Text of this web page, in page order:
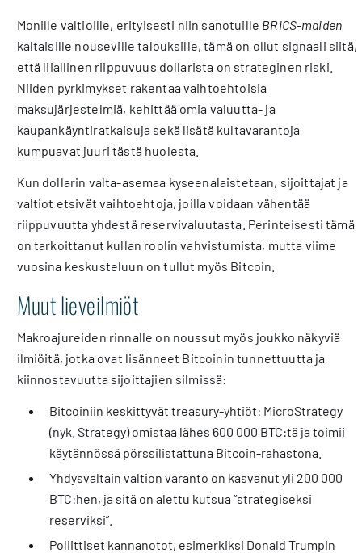
Monille valtioille, erityisesti niin sanotuille BRICS-maiden
kaltaisille nouseville talouksille, tämä on ollut signaali siitä,
että liiallinen riippuvuus dollarista on strateginen riski.
Niiden pyrkimykset rakentaa vaihtoehtoisia
maksujärjestelmiä, kehittää omia valuutta- ja
kaupankäyntiratkaisuja sekä lisätä kultavarantoja
kumpuavat juuri tästä huolesta.
Kun dollarin valta-asemaa kyseenalaistetaan, sijoittajat ja
valtiot etsivät vaihtoehtoja, joilla voidaan vähentää
riippuvuutta yhdestä reservivaluutasta. Perinteisesti tämä
on tarkoittanut kullan roolin vahvistumista, mutta viime
vuosina keskusteluun on tullut myös Bitcoin.
Muut lieveilmiöt
Makroajureiden rinnalle on noussut myös joukko näkyviä
ilmiöitä, jotka ovat lisänneet Bitcoinin tunnettuutta ja
kiinnostavuutta sijoittajien silmissä:
Bitcoiniin keskittyvät treasury-yhtiöt: MicroStrategy
(nyk. Strategy) omistaa lähes 600 000 BTC:tä ja toimii
käytännössä pörssilistattuna Bitcoin-rahastona.
Yhdysvaltain valtion varanto on kasvanut yli 200 000
BTC:hen, ja sitä on alettu kutsua “strategiseksi
reserviksi”.
Poliittiset kannanotot, esimerkiksi Donald Trumpin